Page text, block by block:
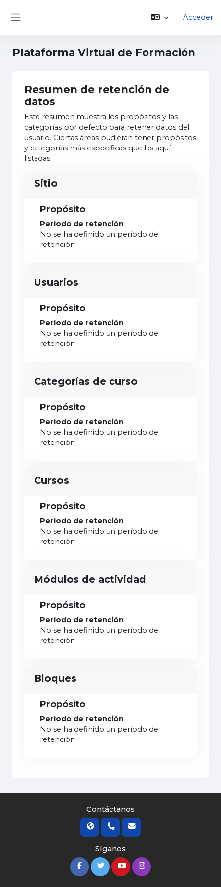
Acceder
Plataforma Virtual de Formación
Resumen de retención de
datos
Este resumen muestra los propósitos y las
categorías por defecto para retener datos del
usuario. Ciertas áreas pudieran tener propósitos
y categorías más específicas que las aquí
listadas.
Sitio
Propósito
Período de retención
No se ha definido un período de
retención
Usuarios
Propósito
Período de retención
No se ha definido un período de
retención
Categorías de curso
Propósito
Período de retención
No se ha definido un período de
retención
Cursos
Propósito
Período de retención
No se ha definido un período de
retención
Módulos de actividad
Propósito
Período de retención
No se ha definido un período de
retención
Bloques
Propósito
Período de retención
No se ha definido un período de
retención
Contáctanos
Síganos